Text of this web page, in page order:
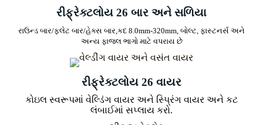
રીફ્રેક્ટલોય 26 બાર અને સળિયા
રાઉન્ડ બાર/ફ્લેટ બાર/હેક્સ બાર, કદ 8.0mm-320mm, બોલ્ટ, ફાસ્ટનર્સ અને
અન્ય ફાજલ ભાગો માટે વપરાય છે
રીફ્રેક્ટલોય 26 વાયર
કોઇલ સ્વરૂપમાં વેલ્ડિંગ વાયર અને સ્પ્રિંગ વાયર અને કટ
લંબાઈમાં સપ્લાય કરો.